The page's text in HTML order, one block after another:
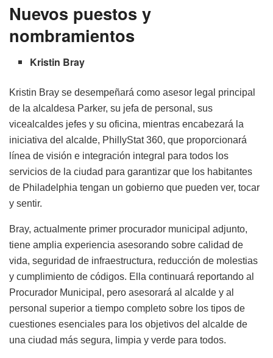
Nuevos puestos y
nombramientos
Kristin Bray
Kristin Bray se desempeñará como asesor legal principal
de la alcaldesa Parker, su jefa de personal, sus
vicealcaldes jefes y su oficina, mientras encabezará la
iniciativa del alcalde, PhillyStat 360, que proporcionará
línea de visión e integración integral para todos los
servicios de la ciudad para garantizar que los habitantes
de Philadelphia tengan un gobierno que pueden ver, tocar
y sentir.
Bray, actualmente primer procurador municipal adjunto,
tiene amplia experiencia asesorando sobre calidad de
vida, seguridad de infraestructura, reducción de molestias
y cumplimiento de códigos. Ella continuará reportando al
Procurador Municipal, pero asesorará al alcalde y al
personal superior a tiempo completo sobre los tipos de
cuestiones esenciales para los objetivos del alcalde de
una ciudad más segura, limpia y verde para todos.